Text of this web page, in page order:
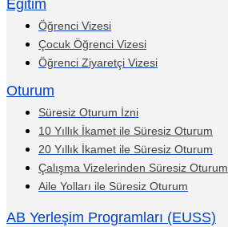
Eğitim
Öğrenci Vizesi
Çocuk Öğrenci Vizesi
Öğrenci Ziyaretçi Vizesi
Oturum
Süresiz Oturum İzni
10 Yıllık İkamet ile Süresiz Oturum
20 Yıllık İkamet ile Süresiz Oturum
Çalışma Vizelerinden Süresiz Oturum
Aile Yolları ile Süresiz Oturum
AB Yerleşim Programları (EUSS)